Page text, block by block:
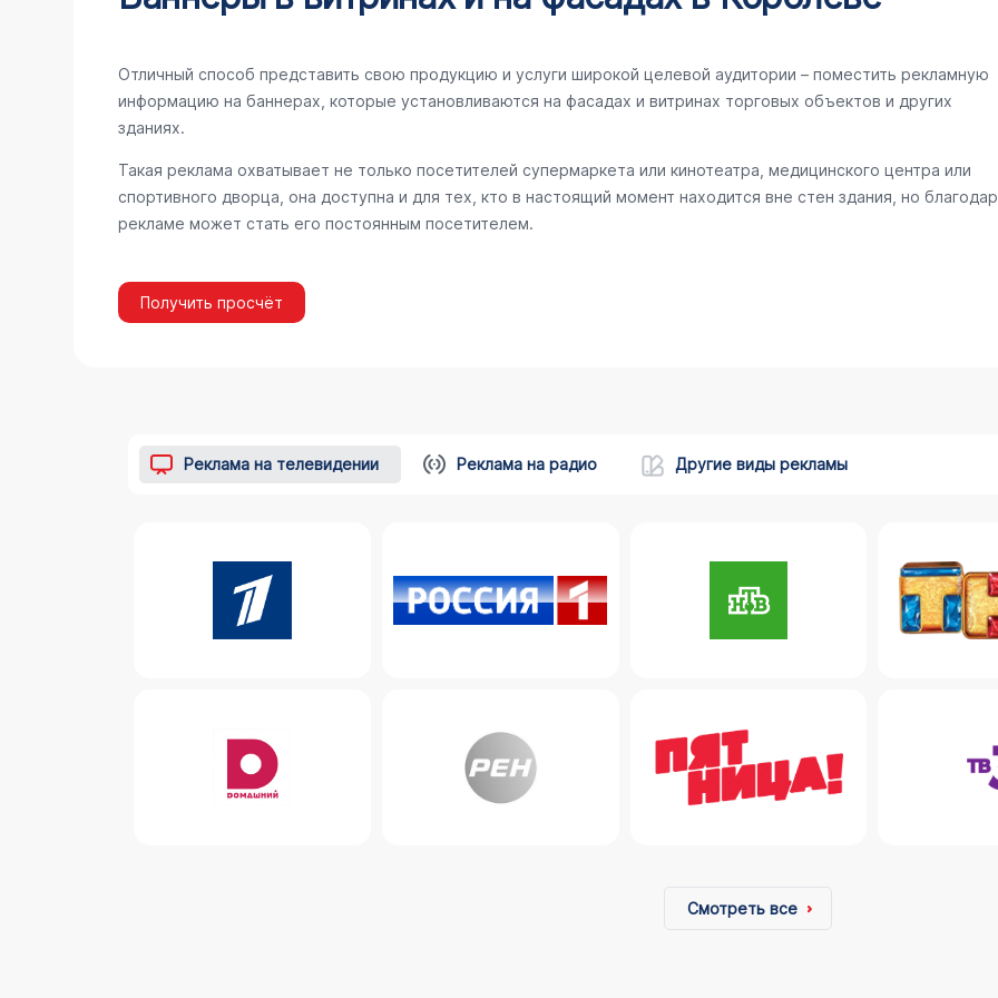
Отличный способ представить свою продукцию и услуги широкой целевой аудитории – поместить рекламную
информацию на баннерах, которые установливаются на фасадах и витринах торговых объектов и других
зданиях.
Такая реклама охватывает не только посетителей супермаркета или кинотеатра, медицинского центра или
спортивного дворца, она доступна и для тех, кто в настоящий момент находится вне стен здания, но
рекламе может стать его постоянным посетителем.
Получить просчёт
Реклама на телевидении Реклама на радио Другие виды рекламы
Смотреть все